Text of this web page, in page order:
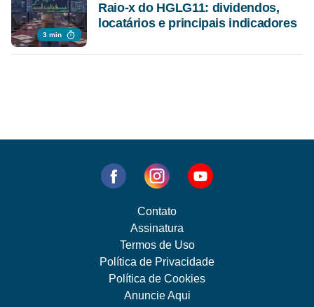
3 min
Raio-x do HGLG11: dividendos,
locatários e principais indicadores
Contato
Assinatura
Termos de Uso
Política de Privacidade
Política de Cookies
Anuncie Aqui